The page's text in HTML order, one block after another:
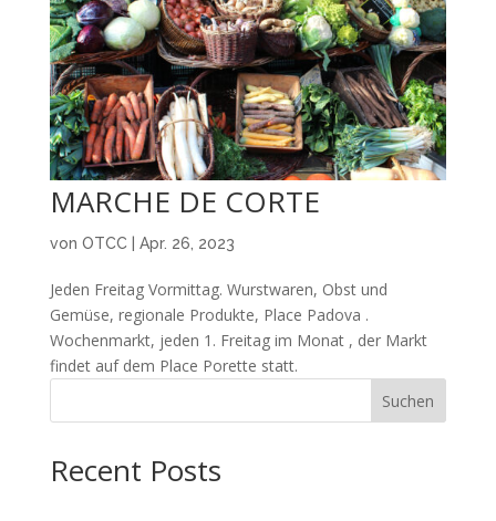
MARCHE DE CORTE
von OTCC| Apr. 26, 2023
Jeden Freitag Vormittag. Wurstwaren, Obst und
Gemüse, regionale Produkte, Place Padova .
Wochenmarkt, jeden 1. Freitag im Monat , der Markt
findet auf dem Place Porette statt.
Suchen
Recent Posts